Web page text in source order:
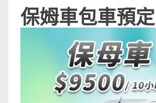
保姆車包車預定